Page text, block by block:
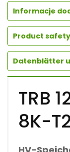
Informacje
Product safety
Datenblätter
TRB
8K-T2